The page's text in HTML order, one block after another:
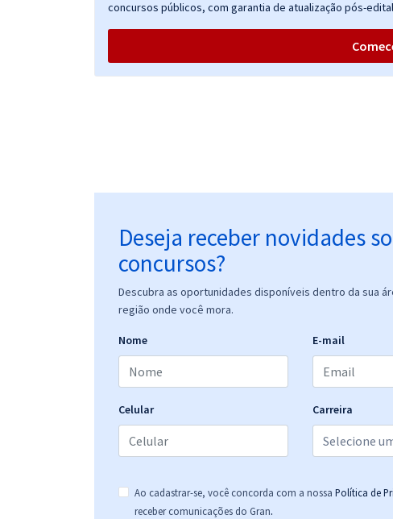
Conhecimentos Específicos para Técnico A - TC - 08
concursos públicos, com garantia de atualização pós-
Deseja receber novidades
concursos?
Descubra as oportunidades disponíveis dentro da sua
região onde você mora.
Nome E-mail
Celular Carreira
Ao cadastrar-se, você concorda com a nossa Política de
receber comunicações do Gran.